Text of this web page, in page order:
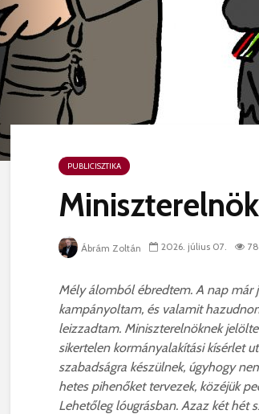
PUBLICISZTIKA
Ábrám Zoltán 2026. július 07.
Mély álomból ébredtem. A nap már
kampányoltam, és valamit
leizzadtam. Miniszterelnöknek
sikertelen kormányalakítási kísérlet
szabadságra készülnek, úgyhogy
hetes pihenőket tervezek, közéjük
Lehetőleg lóugrásban. Azaz két hét